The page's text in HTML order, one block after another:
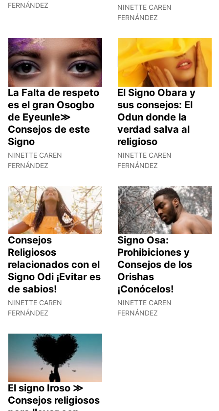
FERNÁNDEZ
NINETTE CAREN
FERNÁNDEZ
La Falta de respeto
es el gran Osogbo
de Eyeunle≫
Consejos de este
Signo
NINETTE CAREN
FERNÁNDEZ
El Signo Obara y
sus consejos: El
Odun donde la
verdad salva al
religioso
NINETTE CAREN
FERNÁNDEZ
Consejos
Religiosos
relacionados con el
Signo Odi ¡Evitar es
de sabios!
NINETTE CAREN
FERNÁNDEZ
Signo Osa:
Prohibiciones y
Consejos de los
Orishas
¡Conócelos!
NINETTE CAREN
FERNÁNDEZ
El signo Iroso ≫
Consejos religiosos